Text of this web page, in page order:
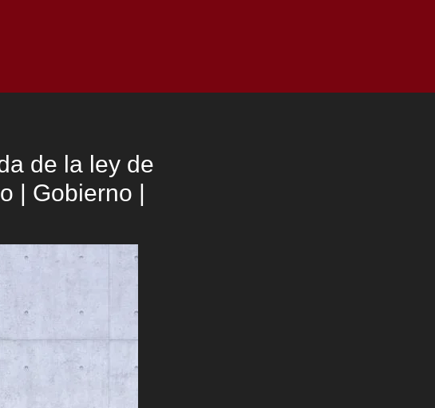
de la ley de
| Gobierno |